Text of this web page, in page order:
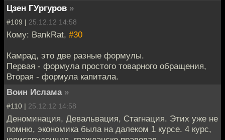
Цзен ГУргуров »
#109 | 25.12.12 14:58
Кому: BankRat, #30
Камрад, это две разные формулы.
Первая - формула простого товарного обращения,
Вторая - формула капитала.
Воин Ислама »
#110 | 25.12.12 14:58
Деноминация, Девальвация, Стагнация. Этих уже не
помню, экономика была на далеком 1 курсе. 4 курс,